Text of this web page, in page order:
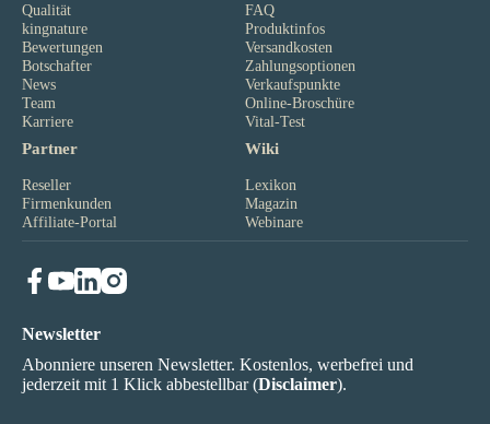
Qualität
kingnature
Bewertungen
Botschafter
News
Team
Karriere
FAQ
Produktinfos
Versandkosten
Zahlungsoptionen
Verkaufspunkte
Online-Broschüre
Vital-Test
Partner
Reseller
Firmenkunden
Affiliate-Portal
Wiki
Lexikon
Magazin
Webinare
Newsletter
Abonniere unseren Newsletter. Kostenlos, werbefrei und
jederzeit mit 1 Klick abbestellbar (Disclaimer).